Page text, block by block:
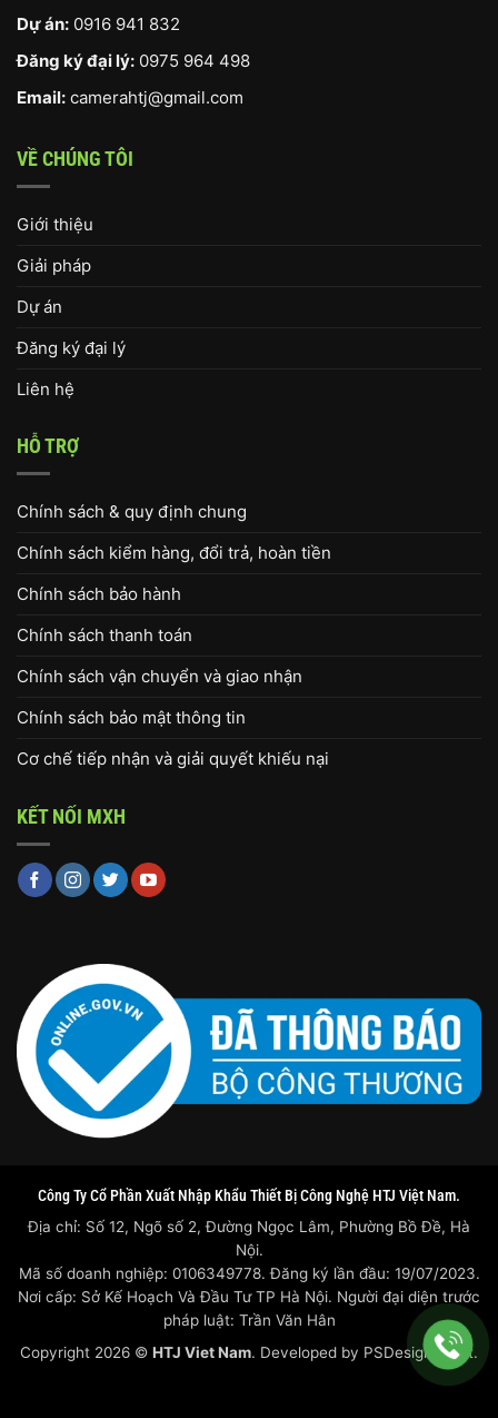
Dự án: 0916 941 832
Đăng ký đại lý: 0975 964 498
Email: camerahtj@gmail.com
VỀ CHÚNG TÔI
Giới thiệu
Giải pháp
Dự án
Đăng ký đại lý
Liên hệ
HỖ TRỢ
Chính sách & quy định chung
Chính sách kiểm hàng, đổi trả, hoàn tiền
Chính sách bảo hành
Chính sách thanh toán
Chính sách vận chuyển và giao nhận
Chính sách bảo mật thông tin
Cơ chế tiếp nhận và giải quyết khiếu nại
KẾT NỐI MXH
Công Ty Cổ Phần Xuất Nhập Khẩu Thiết Bị Công Nghệ HTJ Việt Nam.
Địa chỉ: Số 12, Ngõ số 2, Đường Ngọc Lâm, Phường Bồ Đề, Hà
Nội.
Mã số doanh nghiệp: 0106349778. Đăng ký lần đầu: 19/07/2023.
Nơi cấp: Sở Kế Hoạch Và Đầu Tư TP Hà Nội. Người đại diện trước
pháp luật: Trần Văn Hân
Copyright 2026 © HTJ Viet Nam. Developed by PSDesigner.net.